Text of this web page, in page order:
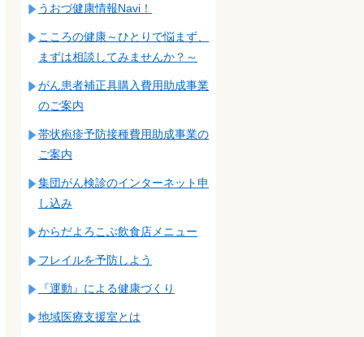
うおづ健康情報Navi！
こころの健康～ひとりで悩まず、
まずは相談してみませんか？～
がん患者補正具購入費用助成事業
のご案内
帯状疱疹予防接種費用助成事業の
ご案内
集団がん検診のインターネット申
し込み
からだよろこぶ飲食店メニュー
フレイルを予防しよう
『運動』による健康づくり
地域医療支援室とは